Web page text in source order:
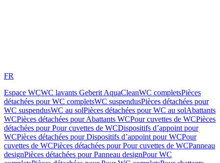
FR
Espace WCWC lavants Geberit AquaCleanWC completsPièces
détachées pour WC completsWC suspendusPièces détachées pour
WC suspendusWC au solPièces détachées pour WC au solAbattants
WCPièces détachées pour Abattants WCPour cuvettes de WCPièces
détachées pour Pour cuvettes de WCDispositifs d’appoint pour
WCPièces détachées pour Dispositifs d’appoint pour WCPour
cuvettes de WCPièces détachées pour Pour cuvettes de WCPanneau
designPièces détachées pour Panneau designPour WC